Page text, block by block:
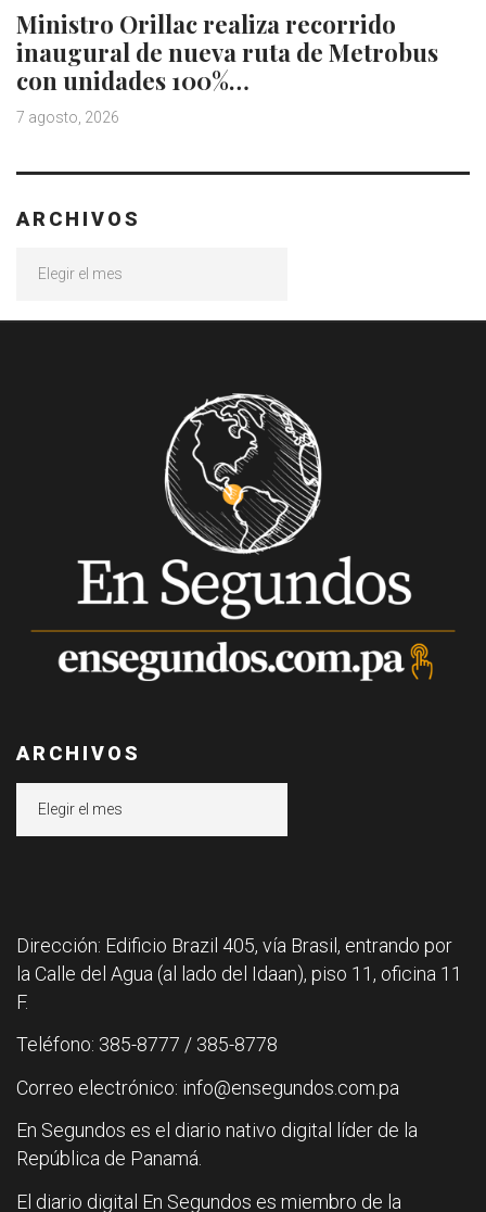
Ministro Orillac realiza recorrido
inaugural de nueva ruta de Metrobus
con unidades 100%…
7 agosto, 2026
ARCHIVOS
ARCHIVOS
Dirección: Edificio Brazil 405, vía Brasil, entrando por
la Calle del Agua (al lado del Idaan), piso 11, oficina 11
F.
Teléfono: 385-8777 / 385-8778
Correo electrónico: info@ensegundos.com.pa
En Segundos es el diario nativo digital líder de la
República de Panamá.
El diario digital En Segundos es miembro de la